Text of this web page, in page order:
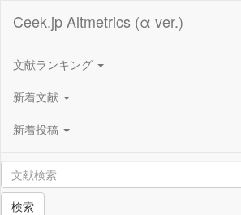
Ceek.jp Altmetrics (α ver.)
文献ランキング
新着文献
新着投稿
検索